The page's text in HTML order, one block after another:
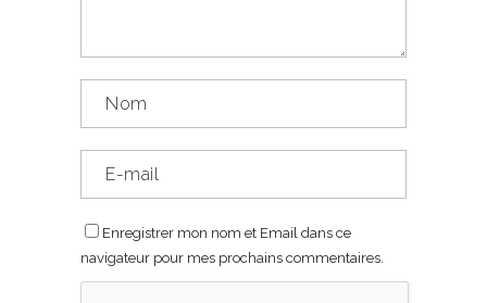
Enregistrer mon nom et Email dans ce
navigateur pour mes prochains commentaires.